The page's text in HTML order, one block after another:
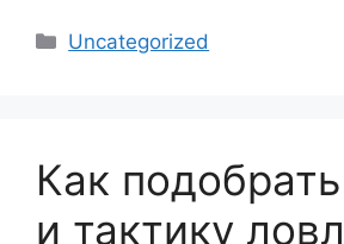
Рубрики
Uncategorized
Как
и тактику